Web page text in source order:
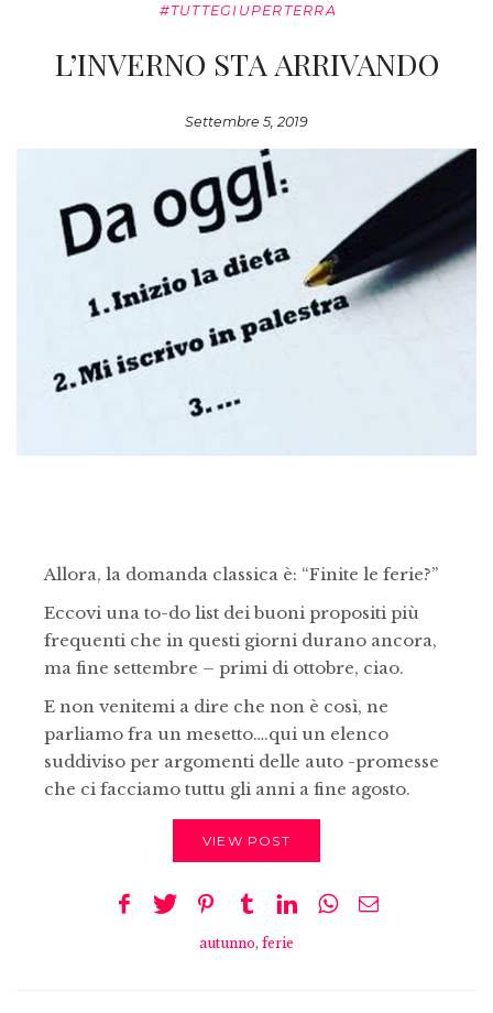
#TUTTEGIUPERTERRA
L’INVERNO STA ARRIVANDO
Settembre 5, 2019
Allora, la domanda classica è: “Finite le ferie?”
Eccovi una to-do list dei buoni propositi più
frequenti che in questi giorni durano ancora,
ma fine settembre – primi di ottobre, ciao.
E non venitemi a dire che non è così, ne
parliamo fra un mesetto….qui un elenco
suddiviso per argomenti delle auto -promesse
che ci facciamo tuttu gli anni a fine agosto.
VIEW POST
autunno, ferie